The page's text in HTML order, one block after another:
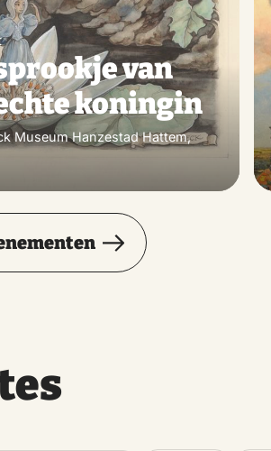
van
koningin
Museum Hanzestad Hattem,